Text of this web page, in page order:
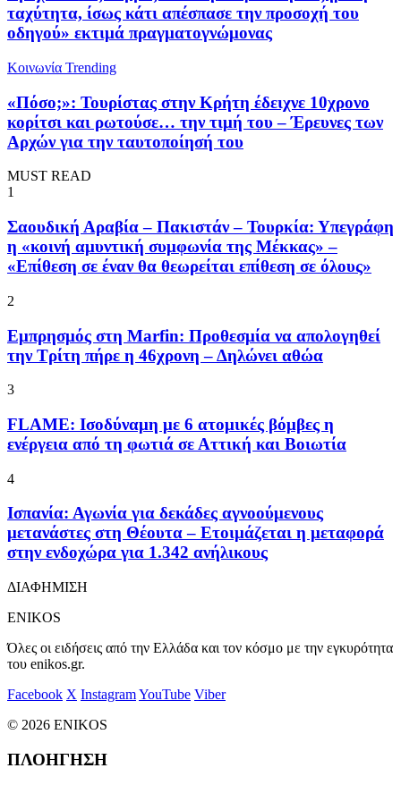
ταχύτητα, ίσως κάτι απέσπασε την προσοχή του
οδηγού» εκτιμά πραγματογνώμονας
Κοινωνία Trending
«Πόσο;»: Τουρίστας στην Κρήτη έδειχνε 10χρονο
κορίτσι και ρωτούσε… την τιμή του – Έρευνες των
Αρχών για την ταυτοποίησή του
MUST READ
1
Σαουδική Αραβία – Πακιστάν – Τουρκία: Υπεγράφη
η «κοινή αμυντική συμφωνία της Μέκκας» –
«Επίθεση σε έναν θα θεωρείται επίθεση σε όλους»
2
Εμπρησμός στη Marfin: Προθεσμία να απολογηθεί
την Τρίτη πήρε η 46χρονη – Δηλώνει αθώα
3
FLAME: Ισοδύναμη με 6 ατομικές βόμβες η
ενέργεια από τη φωτιά σε Αττική και Βοιωτία
4
Ισπανία: Αγωνία για δεκάδες αγνοούμενους
μετανάστες στη Θέουτα – Ετοιμάζεται η μεταφορά
στην ενδοχώρα για 1.342 ανήλικους
ΔΙΑΦΗΜΙΣΗ
ENIKOS
Όλες οι ειδήσεις από την Ελλάδα και τον κόσμο με την εγκυρότητα
του enikos.gr.
Facebook X InstagramYouTube Viber
© 2026 ENIKOS
ΠΛΟΗΓΗΣΗ